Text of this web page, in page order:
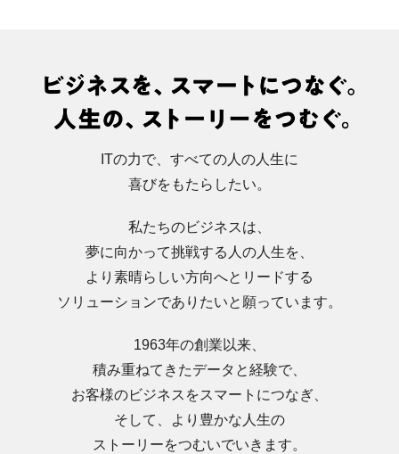
ITの力で、すべての人の人生に
喜びをもたらしたい。
私たちのビジネスは、
夢に向かって挑戦する人の人生を、
より素晴らしい方向へとリードする
ソリューションでありたいと願っています。
1963年の創業以来、
積み重ねてきたデータと経験で、
お客様のビジネスをスマートにつなぎ、
そして、より豊かな人生の
ストーリーをつむいでいきます。